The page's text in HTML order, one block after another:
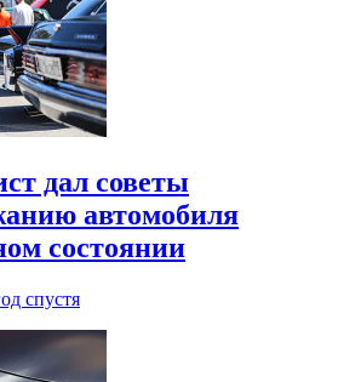
дал советы
автомобиля
состоянии
спустя